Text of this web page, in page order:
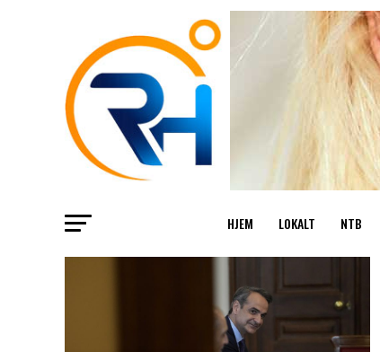
HJEM LOKALT NTB